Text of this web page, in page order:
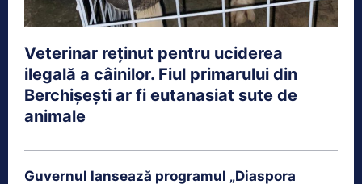
Veterinar reținut pentru uciderea
ilegală a câinilor. Fiul primarului din
Berchișești ar fi eutanasiat sute de
animale
Guvernul lansează programul „Diaspora